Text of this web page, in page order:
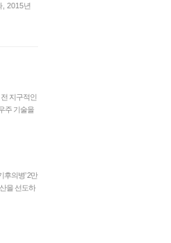
, 2015년
지구적인
주 기술을
후의병’ 2만
을 선도하